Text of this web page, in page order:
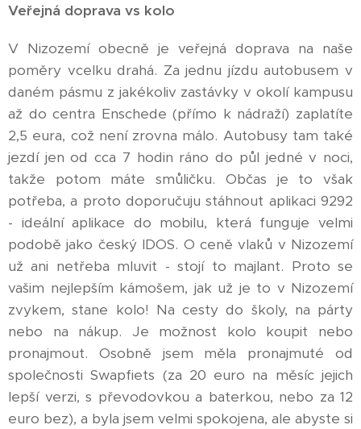
Veřejná doprava vs kolo
V Nizozemí obecně je veřejná doprava na naše
poměry vcelku drahá. Za jednu jízdu autobusem v
daném pásmu z jakékoliv zastávky v okolí kampusu
až do centra Enschede (přímo k nádraží) zaplatíte
2,5 eura, což není zrovna málo. Autobusy tam také
jezdí jen od cca 7 hodin ráno do půl jedné v noci,
takže potom máte smůličku. Občas je to však
potřeba, a proto doporučuju stáhnout aplikaci 9292
- ideální aplikace do mobilu, která funguje velmi
podobě jako český IDOS. O ceně vlaků v Nizozemí
už ani netřeba mluvit - stojí to majlant. Proto se
vašim nejlepším kámošem, jak už je to v Nizozemí
zvykem, stane kolo! Na cesty do školy, na párty
nebo na nákup. Je možnost kolo koupit nebo
pronajmout. Osobně jsem měla pronajmuté od
společnosti Swapfiets (za 20 euro na měsíc jejich
lepší verzi, s převodovkou a baterkou, nebo za 12
euro bez), a byla jsem velmi spokojena, ale abyste si